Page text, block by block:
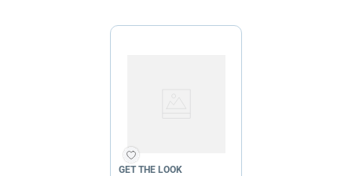
GET THE LOOK